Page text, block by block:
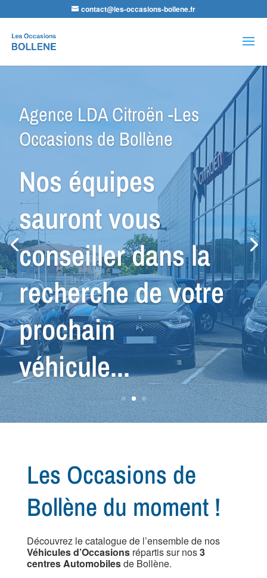
contact@les-occasions-bollene.fr
de
produits
Agence GPP Peugeot -Les
Occasions de Bollène
Nous avons le
véhicule que vous
cherchez...
Les Occasions de
Bollène du moment !
Découvrez le catalogue de l’ensemble de nos
Véhicules d’Occasionsrépartis sur nos3
centres Automobilesde Bollène.